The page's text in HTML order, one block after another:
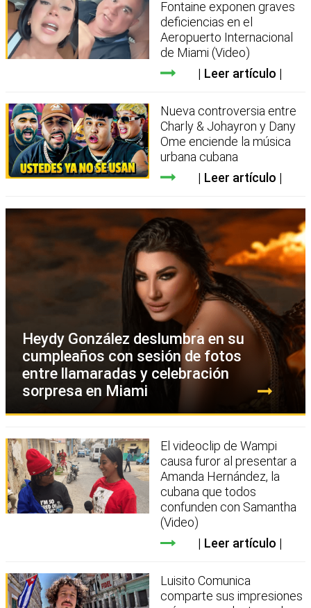
Fontaine exponen graves
deficiencias en el
Aeropuerto Internacional
de Miami (Video)
Leer artículo
Nueva controversia entre
Charly & Johayron y Dany
Ome enciende la música
urbana cubana
Leer artículo
Heydy González deslumbra en su
cumpleaños con sesión de fotos
entre llamaradas y celebración
sorpresa en Miami
El videoclip de Wampi
causa furor al presentar a
Amanda Hernández, la
cubana que todos
confunden con Samantha
(Video)
Leer artículo
Luisito Comunica
comparte sus impresiones